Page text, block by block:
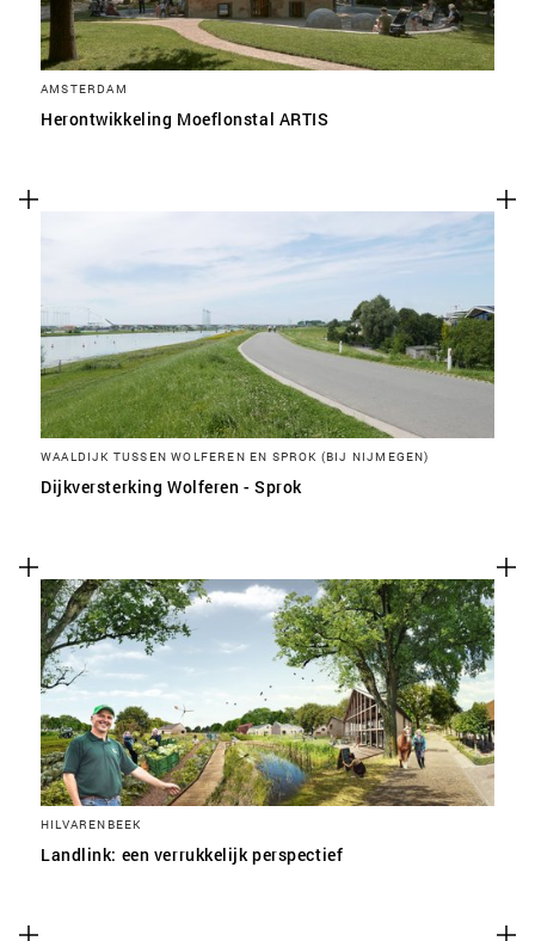
AMSTERDAM
Herontwikkeling Moeflonstal ARTIS
WAALDIJK TUSSEN WOLFEREN EN SPROK (BIJ NIJMEGEN)
Dijkversterking Wolferen - Sprok
HILVARENBEEK
Landlink: een verrukkelijk perspectief